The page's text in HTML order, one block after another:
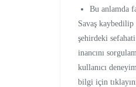
Bu anlamda
Savaş
şehirdeki
inancını
kullanıcı
bilgi için